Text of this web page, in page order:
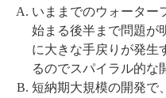
いままでのウォーター
始まる後半まで問題が
に大きな手戻りが発生
るのでスパイラル的な
短納期大規模の開発で